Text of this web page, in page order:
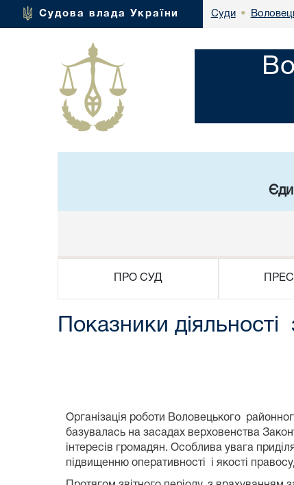
Судова влада України Суди •
ПРО СУД
Показники діяльності
Організація роботи Воловецького
базувалась на засадах верховенства
інтересів громадян. Особлива увага
підвищенню оперативності і якості